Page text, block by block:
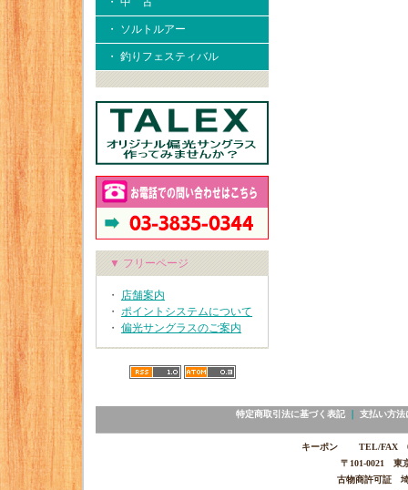
・ ソルトルアー
・ 釣りフェスティバル
▼ フリーページ
・ 店舗案内
・ ポイントシステムについて
・ 偏光サングラスのご案内
特定商取引法に基づく表記｜ 支払い方法
キーポン TEL/FAX
〒101-0021 東
古物商許可証